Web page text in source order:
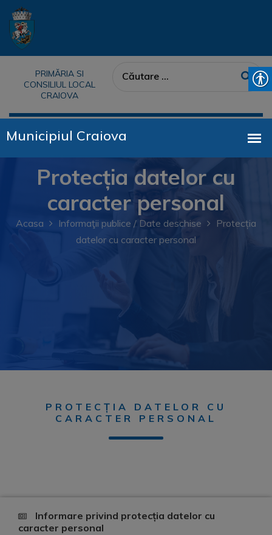
PRIMĂRIA SI
CONSILIUL LOCAL
CRAIOVA
Protecția datelor cu
caracter personal
Acasa Informaţii publice / Date deschise
Protecția
datelor cu caracter personal
PROTECȚIA DATELOR CU
CARACTER PERSONAL
Informare privind protecția datelor cu
caracter personal